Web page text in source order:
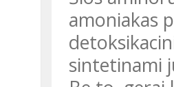
amoniakas
sintetinami